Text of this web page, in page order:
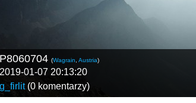
P8060704 (Wagrain Austria)
2019-01-07 20:13:20
g_firlit(0 komentarzy)